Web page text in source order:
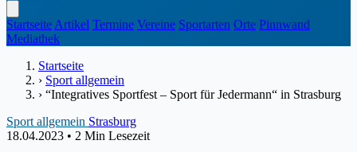
Startseite Artikel Termine Vereine Sportarten Orte Pinnwand
Mediathek
Startseite
› Sport allgemein
› “Integratives Sportfest – Sport für Jedermann“ in Strasburg
Sport allgemein Strasburg
18.04.2023 • 2 Min Lesezeit